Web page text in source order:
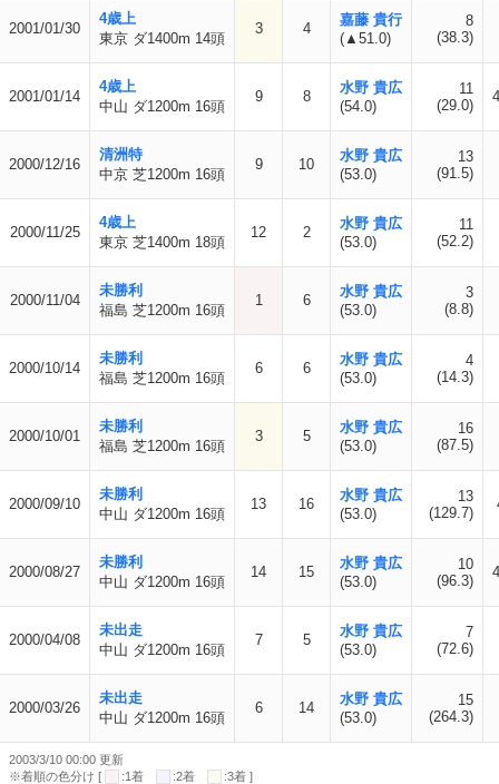
2001/01/30
4歳上
東京 ダ1400m 14頭
3 4
嘉藤 貴行
(▲51.0)
8
(38.3)
2001/01/14
4歳上
中山 ダ1200m 16頭
9 8
水野 貴広
(54.0)
11
(29.0)
2000/12/16
清洲特
中京 芝1200m 16頭
9 10
水野 貴広
(53.0)
13
(91.5)
2000/11/25
4歳上
東京 芝1400m 18頭
12 2
水野 貴広
(53.0)
11
(52.2)
2000/11/04
未勝利
福島 芝1200m 16頭
1 6
水野 貴広
(53.0)
3
(8.8)
2000/10/14
未勝利
福島 芝1200m 16頭
6 6
水野 貴広
(53.0)
4
(14.3)
2000/10/01
未勝利
福島 芝1200m 16頭
3 5
水野 貴広
(53.0)
16
(87.5)
2000/09/10
未勝利
中山 ダ1200m 16頭
13 16
水野 貴広
(53.0)
13
(129.7)
2000/08/27
未勝利
中山 ダ1200m 16頭
14 15
水野 貴広
(53.0)
10
(96.3)
2000/04/08
未出走
中山 ダ1200m 16頭
7 5
水野 貴広
(53.0)
7
(72.6)
2000/03/26
未出走
中山 ダ1200m 16頭
6 14
水野 貴広
(53.0)
15
(264.3)
2003/3/10 00:00 更新
※着順の色分け [
:1着 :2着
:3着 ]